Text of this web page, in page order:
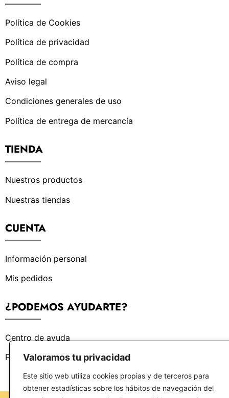
Valoramos tu privacidad
Este sitio web utiliza cookies propias y de terceros para
obtener estadísticas sobre los hábitos de navegación del
Política de Cookies
Política de privacidad
Política de compra
Aviso legal
Condiciones generales de uso
Política de entrega de mercancía
TIENDA
Nuestros productos
Nuestras tiendas
CUENTA
Información personal
Mis pedidos
¿PODEMOS AYUDARTE?
Centro de ayuda
Preguntas frecuentes